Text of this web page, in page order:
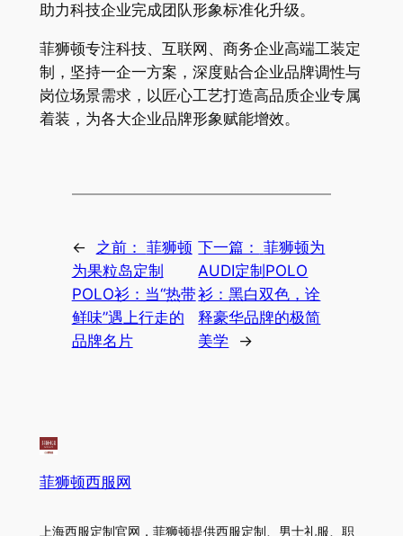
助力科技企业完成团队形象标准化升级。
菲狮顿专注科技、互联网、商务企业高端工装定
制，坚持一企一方案，深度贴合企业品牌调性与
岗位场景需求，以匠心工艺打造高品质企业专属
着装，为各大企业品牌形象赋能增效。
← 之前： 菲狮顿
为果粒岛定制
POLO衫：当“热带
鲜味”遇上行走的
品牌名片
下一篇：
菲狮顿为
AUDI定制POLO
衫：黑白双色，诠
释豪华品牌的极简
美学
→
菲狮顿西服网
上海西服定制官网，菲狮顿提供西服定制、男士礼服、职